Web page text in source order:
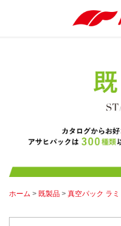
ホーム > 既製品 > 真空パック ラミ